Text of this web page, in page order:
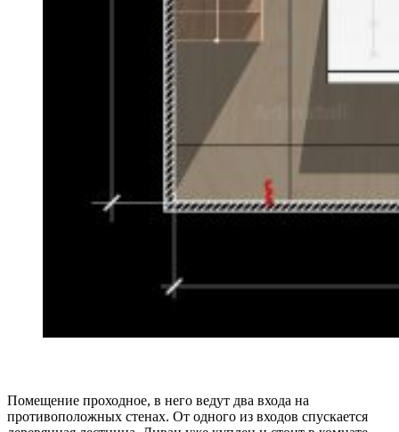
Помещение проходное, в него ведут два входа на
противоположных стенах. От одного из входов спускается